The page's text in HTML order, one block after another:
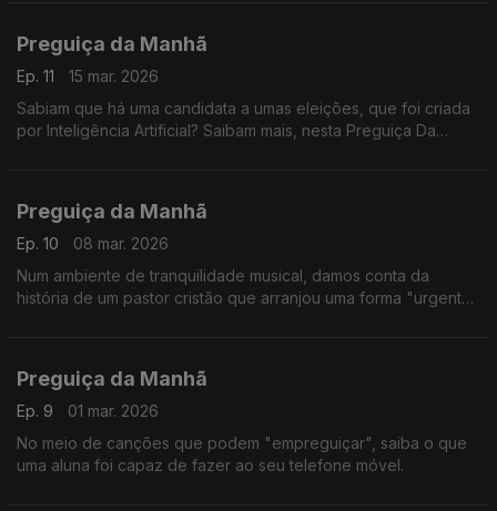
Preguiça da Manhã
Ep. 11
15 mar. 2026
Sabiam que há uma candidata a umas eleições, que foi criada
por Inteligência Artificial? Saibam mais, nesta Preguiça Da
Preguiça da Manhã
Ep. 10
08 mar. 2026
Num ambiente de tranquilidade musical, damos conta da
história de um pastor cristão que arranjou uma forma "urgente"
Preguiça da Manhã
Ep. 9
01 mar. 2026
No meio de canções que podem "empreguiçar", saiba o que
uma aluna foi capaz de fazer ao seu telefone móvel.